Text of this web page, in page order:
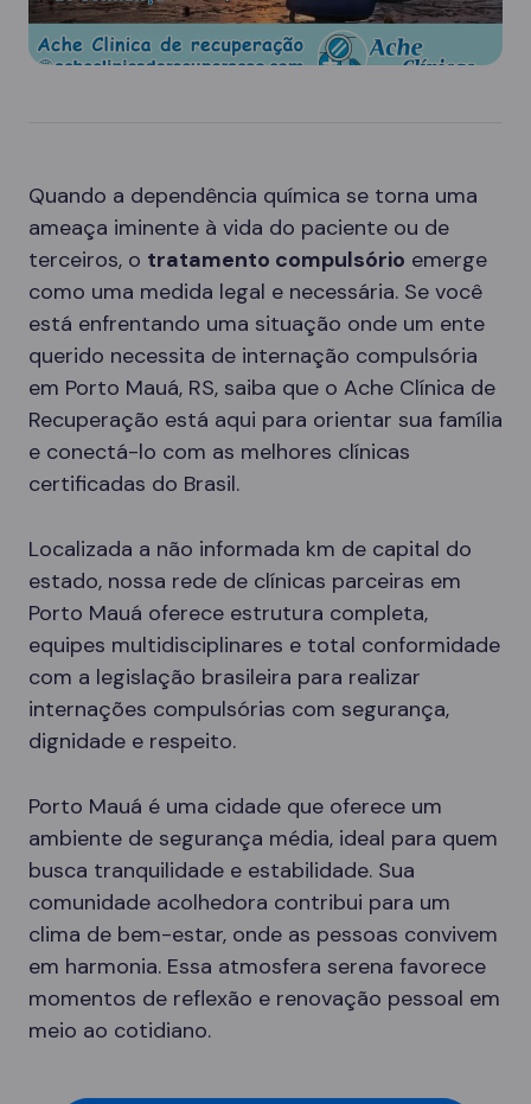
Quando a dependência química se torna uma
ameaça iminente à vida do paciente ou de
terceiros, o tratamento compulsório emerge
como uma medida legal e necessária. Se você
está enfrentando uma situação onde um ente
querido necessita de internação compulsória
em Porto Mauá, RS, saiba que o Ache Clínica de
Recuperação está aqui para orientar sua família
e conectá-lo com as melhores clínicas
certificadas do Brasil.
Localizada a não informada km de capital do
estado, nossa rede de clínicas parceiras em
Porto Mauá oferece estrutura completa,
equipes multidisciplinares e total conformidade
com a legislação brasileira para realizar
internações compulsórias com segurança,
dignidade e respeito.
Porto Mauá é uma cidade que oferece um
ambiente de segurança média, ideal para quem
busca tranquilidade e estabilidade. Sua
comunidade acolhedora contribui para um
clima de bem-estar, onde as pessoas convivem
em harmonia. Essa atmosfera serena favorece
momentos de reflexão e renovação pessoal em
meio ao cotidiano.